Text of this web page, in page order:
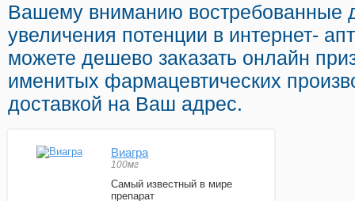
Вашему вниманию востребованные
увеличения потенции в интернет-
можете дешево заказать онлайн
именитых фармацевтических
доставкой на Ваш адрес.
Виагра
100мг
Самый известный в мире
препарат